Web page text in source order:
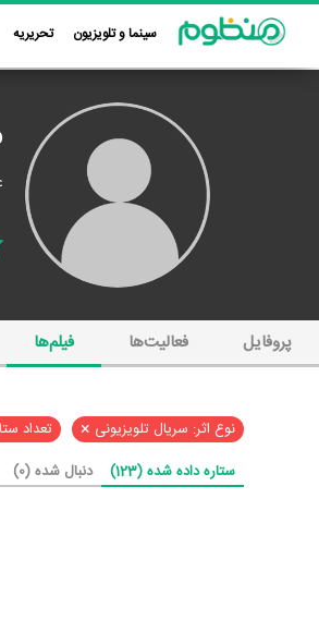
سینما و تلویزیون تحریریه
پروفایل فعالیت‌ها فیلم‌ها
نوع اثر: سریال تلویزیونی × تعداد
ستاره داده شده (123) دنبال شده (0)